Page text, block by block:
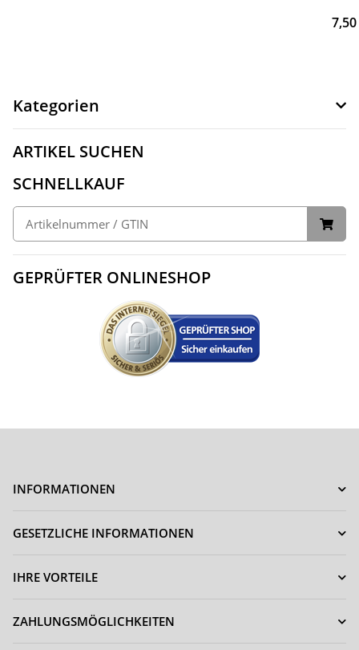
Kategorien
ARTIKEL SUCHEN
SCHNELLKAUF
GEPRÜFTER ONLINESHOP
INFORMATIONEN
GESETZLICHE INFORMATIONEN
IHRE VORTEILE
ZAHLUNGSMÖGLICHKEITEN